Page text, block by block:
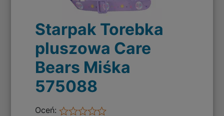
Starpak Torebka
pluszowa Care
Bears Miśka
575088
Oceń: